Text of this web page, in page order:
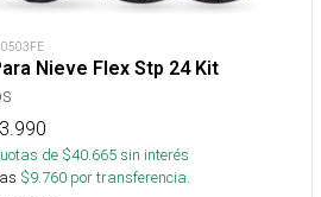
Nieve Flex Stp 24 Kit
de $40.665sin interés
$9.760por transferencia.